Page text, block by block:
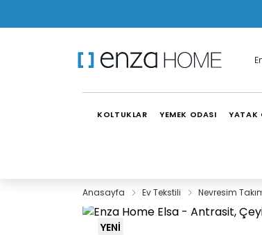
KOLTUKLAR YEMEK ODASI YATAK
Anasayfa Ev Tekstili Nevresim
YENİ